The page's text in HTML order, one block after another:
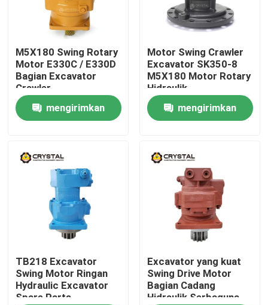
Rumah
Tentang Kami
Tur Pabrik
Kontrol Kualitas
M5X180 Swing Rotary
Motor E330C / E330D
Bagian Excavator
Crawler
mengirimkan
Motor Swing Crawler
Excavator SK350-8
M5X180 Motor Rotary
Hidraulik
mengirimkan
TB218 Excavator
Swing Motor Ringan
Hydraulic Excavator
Spare Parts
Excavator yang kuat
Swing Drive Motor
Bagian Cadang
Hidraulik Serbaguna